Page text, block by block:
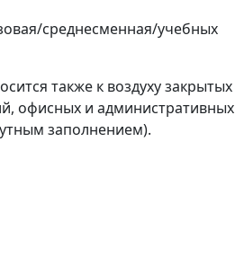
среднесменная/учебных
также к воздуху закрытых
офисных и административных
заполнением).